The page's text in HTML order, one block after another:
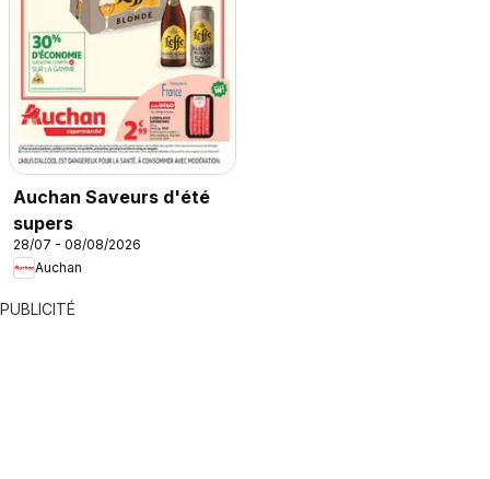
Auchan Saveurs d'été
supers
28/07 - 08/08/2026
Auchan
PUBLICITÉ